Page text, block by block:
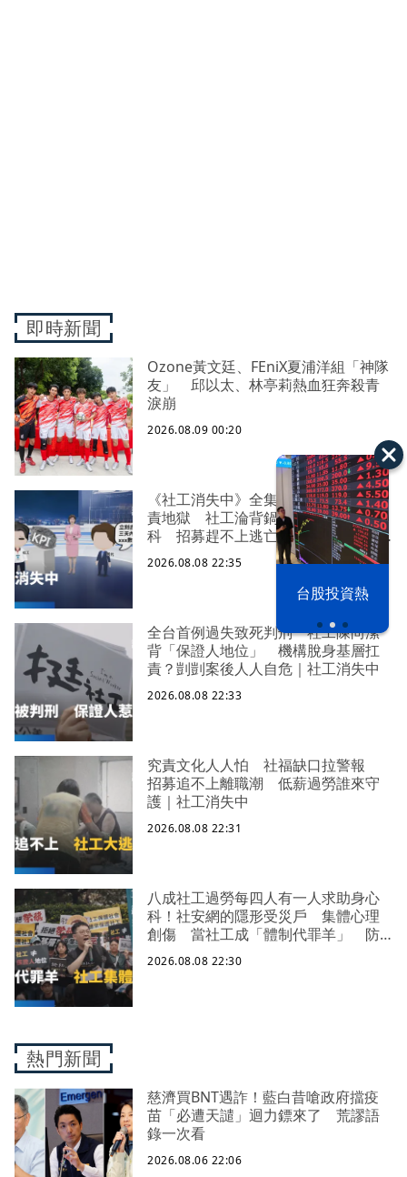
台股投資熱
即時新聞
Ozone黃文廷、FEniX夏浦洋組「神隊
友」 邱以太、林亭莉熱血狂奔殺青
淚崩
2026.08.09 00:20
《社工消失中》全集 八成過勞陷究
責地獄 社工淪背鍋垃圾桶求助身心
科 招募趕不上逃亡潮 全台社工缺
口警報 揭薪資回捐黑幕 血汗錢遭
剝削
2026.08.08 22:35
全台首例過失致死判刑 社工陳尚潔
背「保證人地位」 機構脫身基層扛
責？剴剴案後人人自危｜社工消失中
2026.08.08 22:33
究責文化人人怕 社福缺口拉警報
招募追不上離職潮 低薪過勞誰來守
護｜社工消失中
2026.08.08 22:31
八成社工過勞每四人有一人求助身心
科！社安網的隱形受災戶 集體心理
創傷 當社工成「體制代罪羊」 防
禦性社工不敢多做無奈趨勢？耗竭殆
盡下的社安網危機｜社工消失中
2026.08.08 22:30
熱門新聞
慈濟買BNT遇詐！藍白昔嗆政府擋疫
苗「必遭天譴」迴力鏢來了 荒謬語
錄一次看
2026.08.06 22:06